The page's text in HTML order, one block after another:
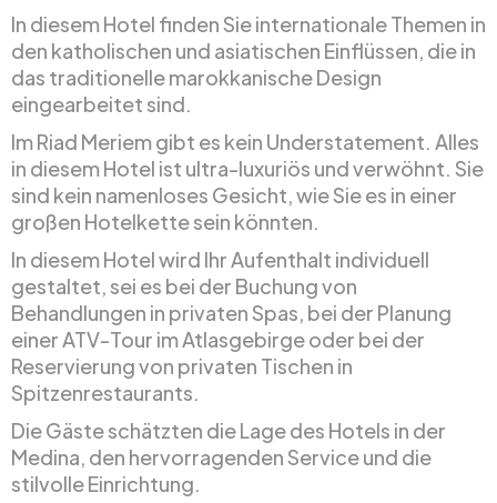
In diesem Hotel finden Sie internationale Themen in
den katholischen und asiatischen Einflüssen, die in
das traditionelle marokkanische Design
eingearbeitet sind.
Im Riad Meriem gibt es kein Understatement. Alles
in diesem Hotel ist ultra-luxuriös und verwöhnt. Sie
sind kein namenloses Gesicht, wie Sie es in einer
großen Hotelkette sein könnten.
In diesem Hotel wird Ihr Aufenthalt individuell
gestaltet, sei es bei der Buchung von
Behandlungen in privaten Spas, bei der Planung
einer ATV-Tour im Atlasgebirge oder bei der
Reservierung von privaten Tischen in
Spitzenrestaurants.
Die Gäste schätzten die Lage des Hotels in der
Medina, den hervorragenden Service und die
stilvolle Einrichtung.